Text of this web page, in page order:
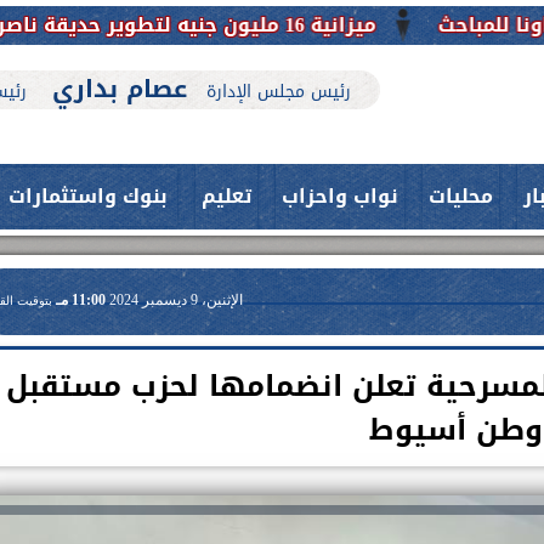
ميزانية 16 مليون جنيه لتطوير حديقة ناصر بأبوتيج.. نقلة حضارية تحافظ على تاريخها
رئيس مجلس الإدارة عصام بداري
محليات نواب واحزاب تعليم بنوك واستثمارات
الإثنين، 9 ديسمبر 2024 11:00 مـ بتوقيت
تعلن انضمامها لحزب مستقبل
وطن أسيوط
العلاج الحر بمنفلوط بالتعاون مع هيئة
حدث بمستشفيات جامعة اسيوط....
فريق طبي بقسم الأنف والأذن